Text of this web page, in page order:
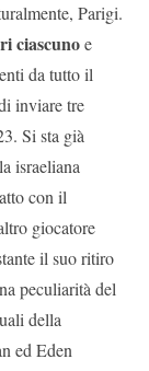
Parigi.
ciascunoe
da tutto il
inviare tre
Si sta già
israeliana
con il
giocatore
il suo ritiro
peculiarità del
della
ed Eden